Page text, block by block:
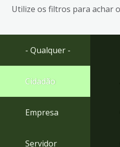
busca
Ir
rodapé
Utilize os filtros para achar
- Qualquer -
Cidadão
Empresa
Servidor